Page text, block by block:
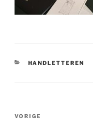
CATEGORIEËN
HANDLETTEREN
Bericht
Vorig
VORIGE